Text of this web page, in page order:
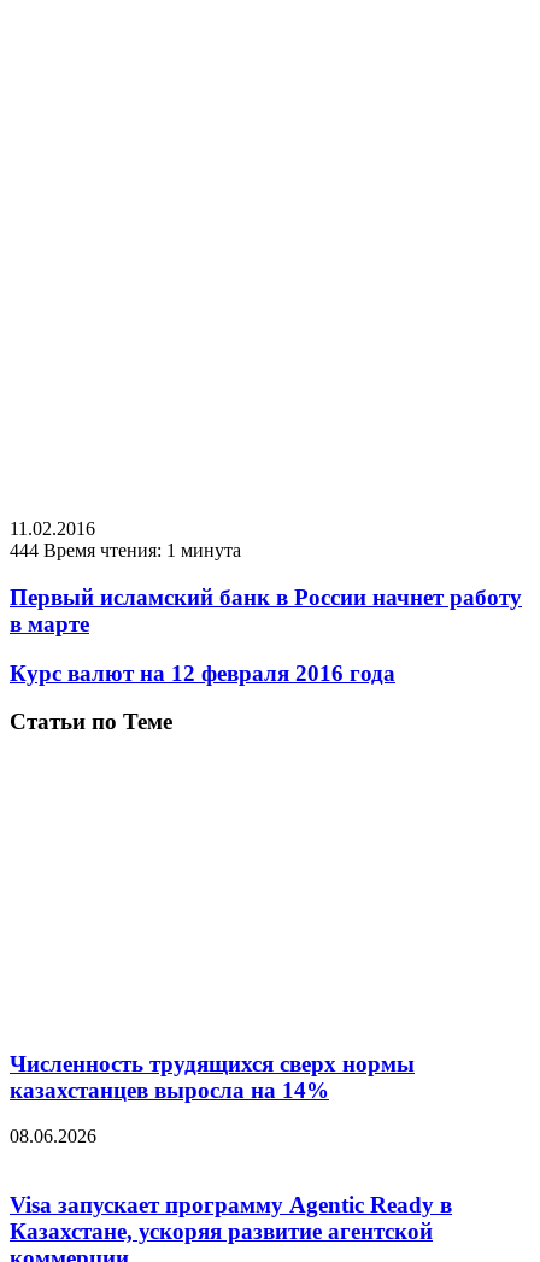
11.02.2016
444 Время чтения: 1 минута
Первый исламский банк в России начнет работу
в марте
Курс валют на 12 февраля 2016 года
Статьи по Теме
Численность трудящихся сверх нормы
казахстанцев выросла на 14%
08.06.2026
Visa запускает программу Agentic Ready в
Казахстане, ускоряя развитие агентской